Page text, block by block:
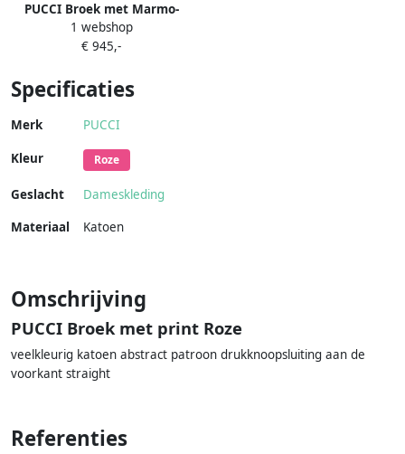
PUCCI Broek met Marmo-
print Roze
1 webshop
€ 945,-
Specificaties
Merk PUCCI
Kleur Roze
Geslacht
Dameskleding
Materiaal
Katoen
Omschrijving
PUCCI Broek met print Roze
veelkleurig katoen abstract patroon drukknoopsluiting aan de
voorkant straight
Referenties